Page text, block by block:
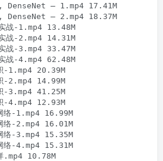
DenseNet – 1.mp4 17.41M
DenseNet – 2.mp4 18.37M
战-1.mp4 13.48M
战-2.mp4 14.31M
战-3.mp4 33.47M
战-4.mp4 62.48M
-1.mp4 20.39M
-2.mp4 14.99M
-3.mp4 41.25M
-4.mp4 12.93M
络-1.mp4 16.99M
络-2.mp4 16.01M
络-3.mp4 15.35M
络-4.mp4 15.31M
.mp4 10.78M